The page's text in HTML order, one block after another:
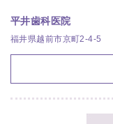
平井歯科医院
福井県越前市京町2-4-5